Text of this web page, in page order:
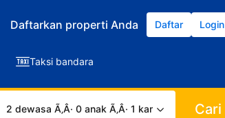
Daftarkan properti Anda Daftar Login
Taksi bandara
2 dewasa Ã‚Â· 0 anak Ã‚Â· 1 kamar Cari